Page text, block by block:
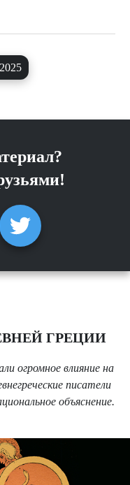
ГРЕЦИИ
огромное влияние на
писатели
объяснение.